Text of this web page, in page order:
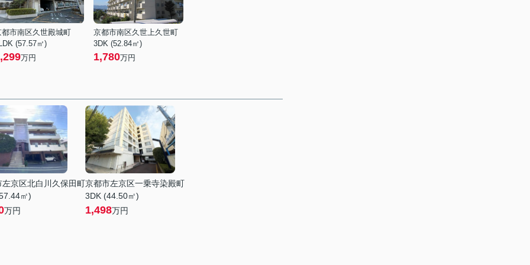
都市南区久世殿城町
(57.57㎡)
万円
京都市南区久世上久世町
3DK (52.84㎡)
1,780万円
左京区北白川久保田町
㎡)
万円
京都市左京区一乗寺染殿町
3DK (44.50㎡)
1,498万円